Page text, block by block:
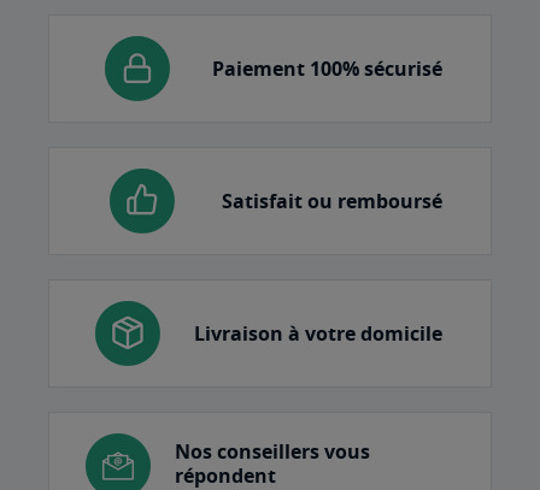
Paiement 100% sécurisé
Satisfait ou remboursé
Livraison à votre domicile
Nos conseillers vous
répondent